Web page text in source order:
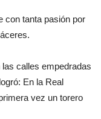
con tanta pasión por
calles empedradas
En la Real
vez un torero